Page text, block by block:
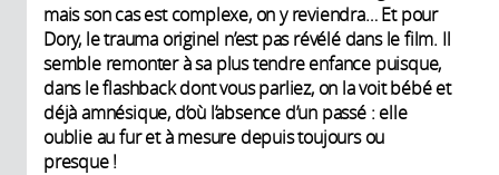
mais son cas est complexe, on y reviendra… Et pour
Dory, le trauma originel n’est pas révélé dans le film. Il
semble remonter à sa plus tendre enfance puisque,
dans le flashback dont vous parliez, on la voit bébé et
déjà amnésique, d’où l’absence d’un passé : elle
oublie au fur et à mesure depuis toujours ou
presque !